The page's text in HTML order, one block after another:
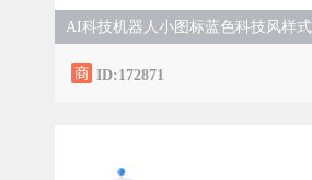
AI科技机器人小图标蓝色科技风样式
ID:172871